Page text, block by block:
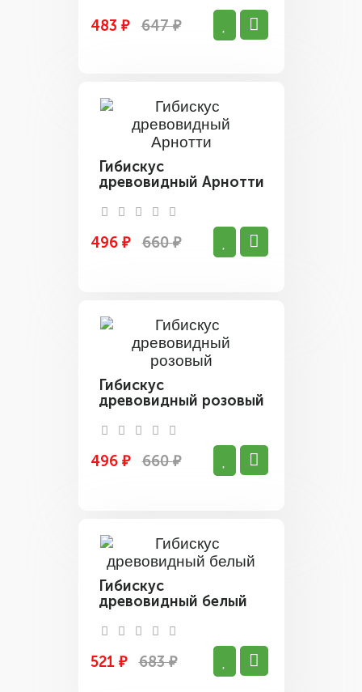
483 ₽ 647 ₽
Гибискус
древовидный Арнотти
496 ₽ 660 ₽
Гибискус
древовидный розовый
496 ₽ 660 ₽
Гибискус
древовидный белый
521 ₽ 683 ₽